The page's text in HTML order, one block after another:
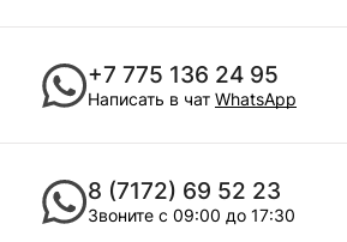
+7 775 136 24 95
Написать в чат WhatsApp
8 (7172) 69 52 23
Звоните с 09:00 до 17:30